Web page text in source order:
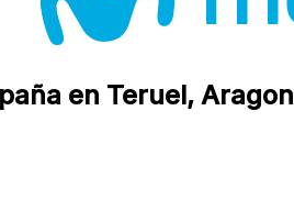
en Teruel, Aragon